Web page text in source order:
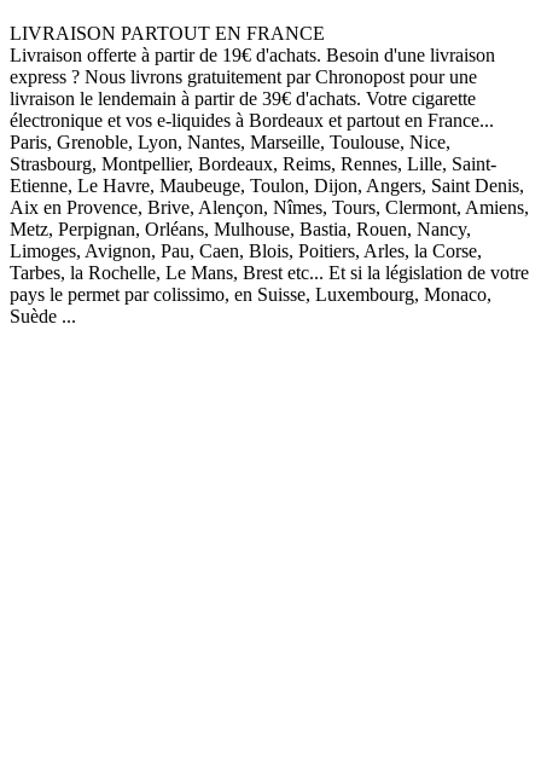
LIVRAISON PARTOUT EN FRANCE
Livraison offerte à partir de 19€ d'achats. Besoin d'une livraison
express ? Nous livrons gratuitement par Chronopost pour une
livraison le lendemain à partir de 39€ d'achats. Votre cigarette
électronique et vos e-liquides à Bordeaux et partout en France...
Paris, Grenoble, Lyon, Nantes, Marseille, Toulouse, Nice,
Strasbourg, Montpellier, Bordeaux, Reims, Rennes, Lille, Saint-
Etienne, Le Havre, Maubeuge, Toulon, Dijon, Angers, Saint Denis,
Aix en Provence, Brive, Alençon, Nîmes, Tours, Clermont, Amiens,
Metz, Perpignan, Orléans, Mulhouse, Bastia, Rouen, Nancy,
Limoges, Avignon, Pau, Caen, Blois, Poitiers, Arles, la Corse,
Tarbes, la Rochelle, Le Mans, Brest etc... Et si la législation de votre
pays le permet par colissimo, en Suisse, Luxembourg, Monaco,
Suède ...